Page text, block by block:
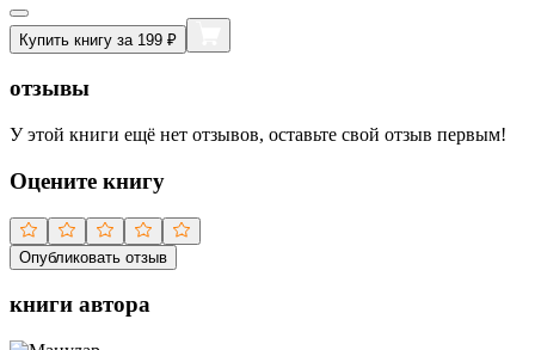
Купить книгу за 199 ₽
отзывы
У этой книги ещё нет отзывов, оставьте свой отзыв первым!
Оцените книгу
Опубликовать отзыв
книги автора